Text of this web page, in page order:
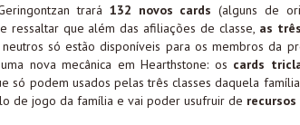
trará 132 novos cards (alguns de
ressaltar que além das afiliações de classe, as
só estão disponíveis para os membros da
nova mecânica em Hearthstone: os cards
só podem usados pelas três classes daquela
de jogo da família e vai poder usufruir de